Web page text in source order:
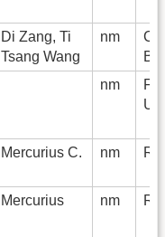
Di Zang, Ti
Tsang Wang
nm
nm
Mercurius C. nm
Mercurius nm